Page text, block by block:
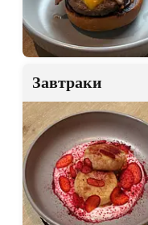
Завтраки